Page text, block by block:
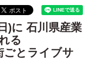
)に 石川県産業
る
ごとライブサ